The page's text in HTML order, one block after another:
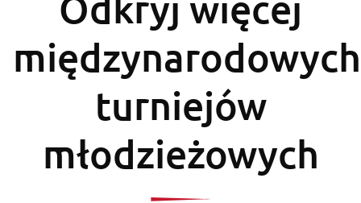
międzynarodowych
turniejów
młodzieżowych